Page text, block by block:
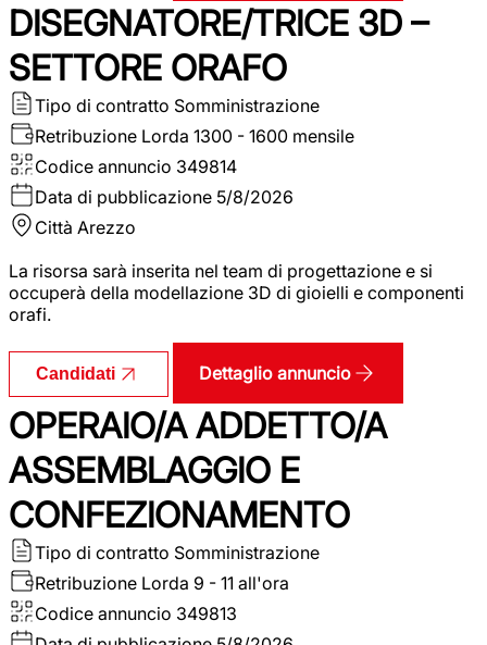
DISEGNATORE/TRICE 3D –
SETTORE ORAFO
Tipo di contratto Somministrazione
Retribuzione Lorda 1300 - 1600 mensile
Codice annuncio 349814
Data di pubblicazione 5/8/2026
Città Arezzo
La risorsa sarà inserita nel team di progettazione e si
occuperà della modellazione 3D di gioielli e componenti
orafi.
Candidati Dettaglio annuncio
OPERAIO/A ADDETTO/A
ASSEMBLAGGIO E
CONFEZIONAMENTO
Tipo di contratto Somministrazione
Retribuzione Lorda 9 - 11 all'ora
Codice annuncio 349813